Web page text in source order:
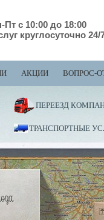
с 10:00 до 18:00
круглосуточно 24/
АКЦИИ ВОПРОС-
ПЕРЕЕЗД
ТРАНСПОРТНЫЕ